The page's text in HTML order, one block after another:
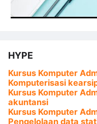
HYPE
Kursus Komputer
Komputerisasi
Kursus Komputer
akuntansi
Kursus Komputer
Pengelolaan data